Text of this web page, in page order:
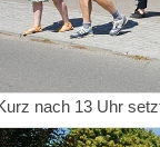
nach 13 Uhr